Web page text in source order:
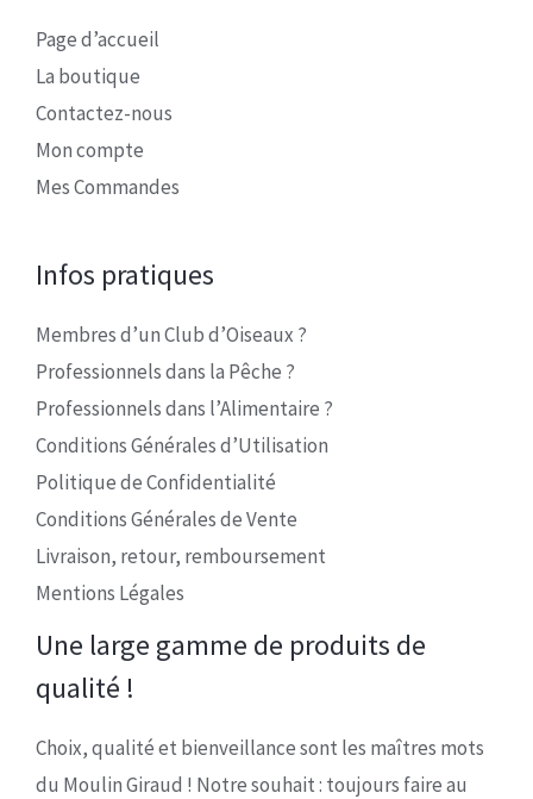
Page d’accueil
La boutique
Contactez-nous
Mon compte
Mes Commandes
Infos pratiques
Membres d’un Club d’Oiseaux ?
Professionnels dans la Pêche ?
Professionnels dans l’Alimentaire ?
Conditions Générales d’Utilisation
Politique de Confidentialité
Conditions Générales de Vente
Livraison, retour, remboursement
Mentions Légales
Une large gamme de produits de
qualité !
Choix, qualité et bienveillance sont les maîtres mots
du Moulin Giraud ! Notre souhait : toujours faire au